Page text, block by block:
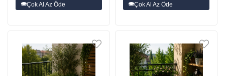
Çok Al Az Öde
Çok Al Az Öde